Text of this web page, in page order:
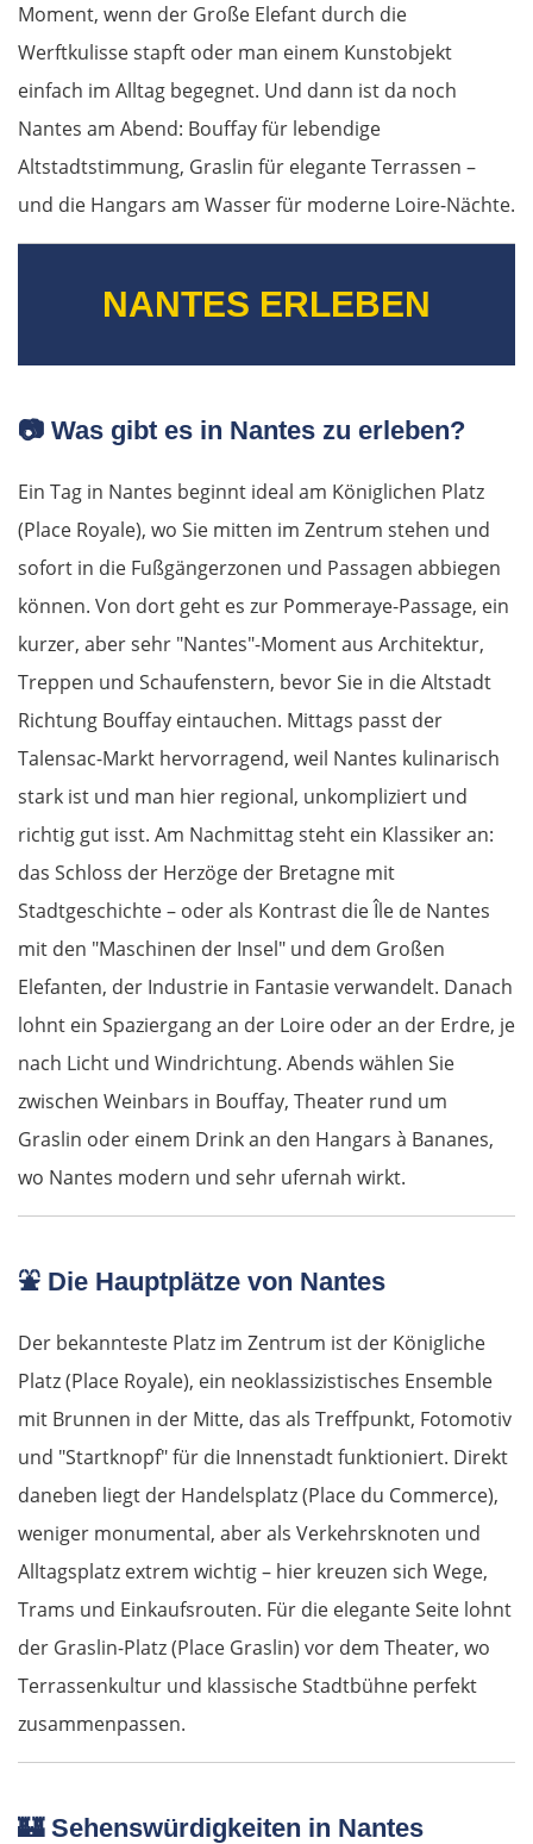
Moment, wenn der Große Elefant durch die
Werftkulisse stapft oder man einem Kunstobjekt
einfach im Alltag begegnet. Und dann ist da noch
Nantes am Abend: Bouffay für lebendige
Altstadtstimmung, Graslin für elegante Terrassen –
und die Hangars am Wasser für moderne Loire-Nächte.
NANTES ERLEBEN
📷 Was gibt es in Nantes zu erleben?
Ein Tag in Nantes beginnt ideal am Königlichen Platz
(Place Royale), wo Sie mitten im Zentrum stehen und
sofort in die Fußgängerzonen und Passagen abbiegen
können. Von dort geht es zur Pommeraye-Passage, ein
kurzer, aber sehr "Nantes"-Moment aus Architektur,
Treppen und Schaufenstern, bevor Sie in die Altstadt
Richtung Bouffay eintauchen. Mittags passt der
Talensac-Markt hervorragend, weil Nantes kulinarisch
stark ist und man hier regional, unkompliziert und
richtig gut isst. Am Nachmittag steht ein Klassiker an:
das Schloss der Herzöge der Bretagne mit
Stadtgeschichte – oder als Kontrast die Île de Nantes
mit den "Maschinen der Insel" und dem Großen
Elefanten, der Industrie in Fantasie verwandelt. Danach
lohnt ein Spaziergang an der Loire oder an der Erdre, je
nach Licht und Windrichtung. Abends wählen Sie
zwischen Weinbars in Bouffay, Theater rund um
Graslin oder einem Drink an den Hangars à Bananes,
wo Nantes modern und sehr ufernah wirkt.
⛲ Die Hauptplätze von Nantes
Der bekannteste Platz im Zentrum ist der Königliche
Platz (Place Royale), ein neoklassizistisches Ensemble
mit Brunnen in der Mitte, das als Treffpunkt, Fotomotiv
und "Startknopf" für die Innenstadt funktioniert. Direkt
daneben liegt der Handelsplatz (Place du Commerce),
weniger monumental, aber als Verkehrsknoten und
Alltagsplatz extrem wichtig – hier kreuzen sich Wege,
Trams und Einkaufsrouten. Für die elegante Seite lohnt
der Graslin-Platz (Place Graslin) vor dem Theater, wo
Terrassenkultur und klassische Stadtbühne perfekt
zusammenpassen.
🏰Sehenswürdigkeiten in Nantes